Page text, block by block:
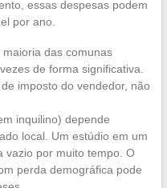
essas despesas podem
por ano.
das comunas
de forma significativa.
imposto do vendedor, não
inquilino) depende
local. Um estúdio em um
vazio por muito tempo. O
perda demográfica pode